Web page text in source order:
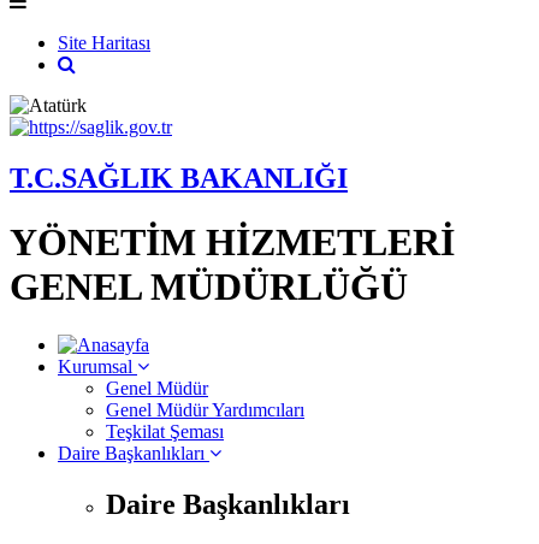
Site Haritası
T.C.SAĞLIK BAKANLIĞI
YÖNETİM HİZMETLERİ
GENEL MÜDÜRLÜĞÜ
Kurumsal
Genel Müdür
Genel Müdür Yardımcıları
Teşkilat Şeması
Daire Başkanlıkları
Daire Başkanlıkları